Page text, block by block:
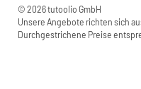
© 2026 tutoolio GmbH
Unsere Angebote richten sich
Durchgestrichene Preise